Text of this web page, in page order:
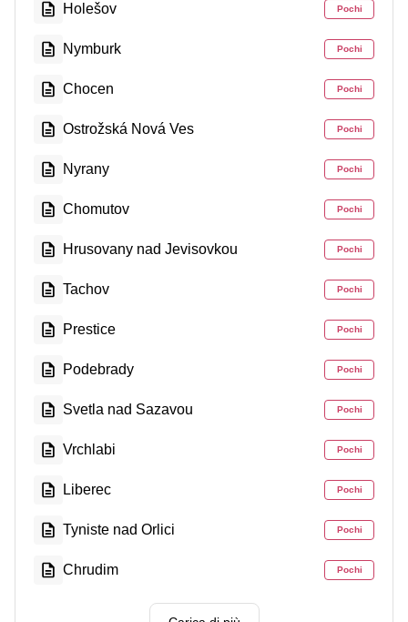
Holešov Pochi
Nymburk Pochi
Chocen Pochi
Ostrožská Nová Ves Pochi
Nyrany Pochi
Chomutov Pochi
Hrusovany nad Jevisovkou Pochi
Tachov Pochi
Prestice Pochi
Podebrady Pochi
Svetla nad Sazavou Pochi
Vrchlabi Pochi
Liberec Pochi
Tyniste nad Orlici Pochi
Chrudim Pochi